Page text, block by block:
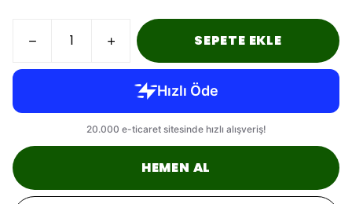
SEPETE EKLE
HEMEN AL